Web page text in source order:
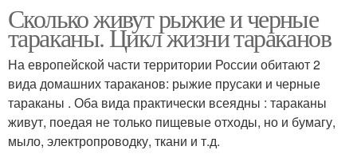
Сколько живут рыжие и черные
тараканы. Цикл жизни тараканов
На европейской части территории России обитают 2
вида домашних тараканов: рыжие прусаки и черные
тараканы . Оба вида практически всеядны : тараканы
живут, поедая не только пищевые отходы, но и бумагу,
мыло, электропроводку, ткани и т.д.